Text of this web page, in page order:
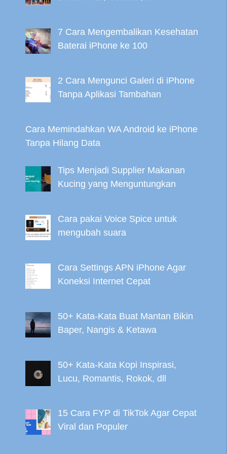
7 Cara Mengembalikan Kesehatan
Baterai iPhone ke 100
2 Cara Mengunci Galeri di iPhone
Tanpa Aplikasi Tambahan
Cara Memindahkan WA Android ke iPhone
Tanpa Hilang Data
Tips Menjadi Supplier Makanan
Kucing yang Menguntungkan
Cara pakai Voice Spice untuk
mengubah suara
Cara Settings APN iPhone Agar
Koneksi Internet Cepat
50+ Kata-Kata Buat Mantan Bikin
Baper, Nangis & Ketawa
50+ Kata-Kata Kopi Inspirasi,
Lucu, Romantis, Rokok, dll
15 Cara FYP di TikTok Agar Cepat
Viral dan Populer